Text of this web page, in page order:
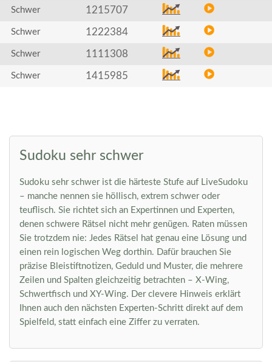
Schwer 1215707
Schwer 1222384
Schwer 1111308
Schwer 1415985
Sudoku sehr schwer
Sudoku sehr schwer ist die härteste Stufe auf LiveSudoku
– manche nennen sie höllisch, extrem schwer oder
teuflisch. Sie richtet sich an Expertinnen und Experten,
denen schwere Rätsel nicht mehr genügen. Raten müssen
Sie trotzdem nie: Jedes Rätsel hat genau eine Lösung und
einen rein logischen Weg dorthin. Dafür brauchen Sie
präzise Bleistiftnotizen, Geduld und Muster, die mehrere
Zeilen und Spalten gleichzeitig betrachten – X-Wing,
Schwertfisch und XY-Wing. Der clevere Hinweis erklärt
Ihnen auch den nächsten Experten-Schritt direkt auf dem
Spielfeld, statt einfach eine Ziffer zu verraten.